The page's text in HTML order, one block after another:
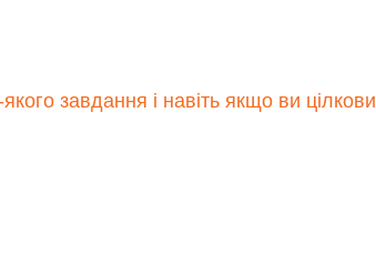
завдання і навіть якщо ви